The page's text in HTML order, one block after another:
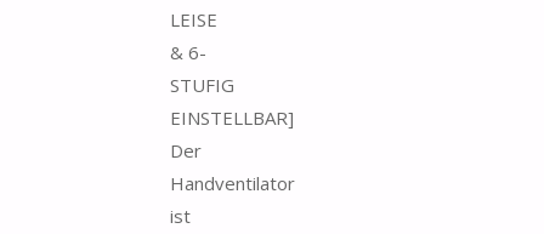
LEISE
& 6-
STUFIG
EINSTELLBAR]
Der
Handventilator
ist